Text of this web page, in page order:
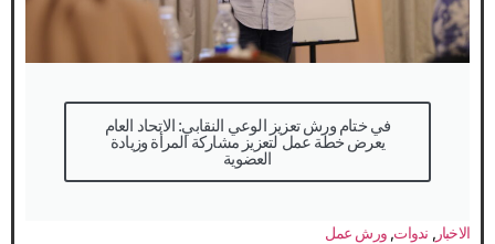
في ختام ورش تعزيز الوعي النقابي: الاتحاد العام
يعرض خطة عمل لتعزيز مشاركة المرأة وزيادة
العضوية
الاخبار, ندوات,ورش عمل